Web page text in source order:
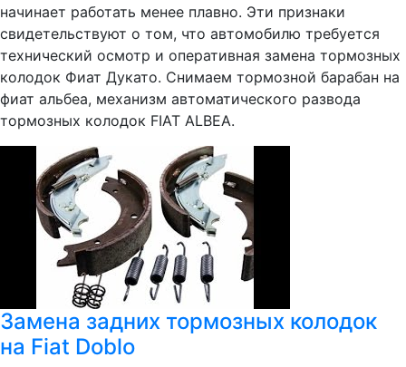
начинает работать менее плавно. Эти признаки
свидетельствуют о том, что автомобилю требуется
технический осмотр и оперативная замена тормозных
колодок Фиат Дукато. Снимаем тормозной барабан на
фиат альбеа, механизм автоматического развода
тормозных колодок FIAT ALBEA.
Замена задних тормозных колодок
на Fiat Doblo